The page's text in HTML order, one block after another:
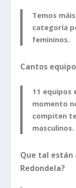
Temos
categoría
femininos.
Cantos
11 equipos
momento
compiten
masculinos.
Que tal están
Redondela?